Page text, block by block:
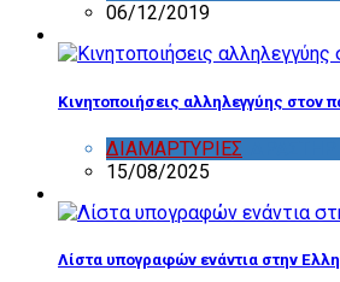
06/12/2019
Κινητοποιήσεις αλληλεγγύης στον
ΔΙΑΜΑΡΤΥΡΙΕΣ
15/08/2025
Λίστα υπογραφών ενάντια στην